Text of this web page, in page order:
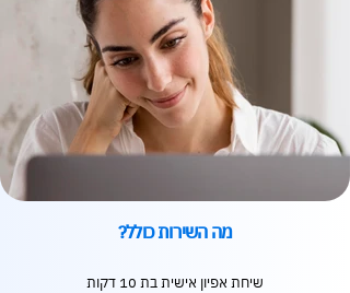
מה השירות כולל?
שיחת אפיון אישית בת 10 דקות